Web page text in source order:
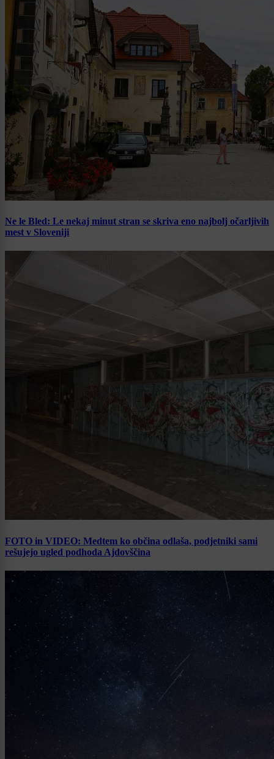
Ne le Bled: Le nekaj minut stran se skriva eno najbolj očarljivih
mest v Sloveniji
FOTO in VIDEO: Medtem ko občina odlaša, podjetniki sami
rešujejo ugled podhoda Ajdovščina